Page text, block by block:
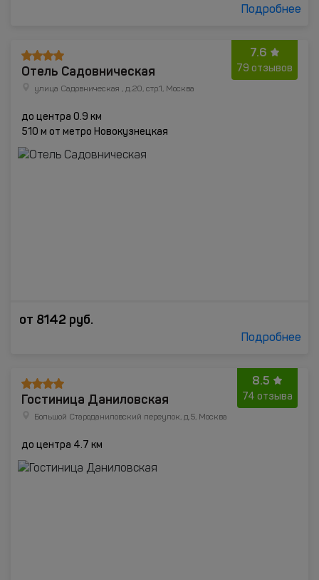
Подробнее
7.6
79 отзывов
Отель Садовническая
улица Садовническая , д.20, стр.1, Москва
до центра 0.9 км
510 м от метро Новокузнецкая
от 8142 руб.
Подробнее
8.5
74 отзыва
Гостиница Даниловская
Большой Староданиловский переулок, д.5, Москва
до центра 4.7 км